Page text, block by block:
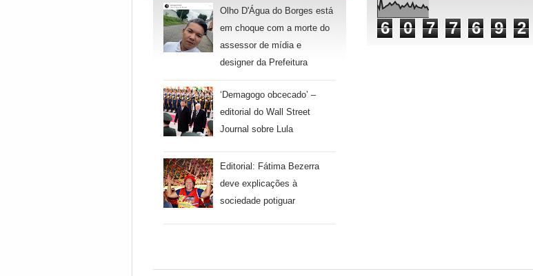
Olho D'Água do Borges está
em choque com a morte do
assessor de mídia e
designer da Prefeitura
‘Demagogo obcecado’ –
editorial do Wall Street
Journal sobre Lula
Editorial: Fátima Bezerra
deve explicações à
sociedade potiguar
6 0 7 7 6 9 2